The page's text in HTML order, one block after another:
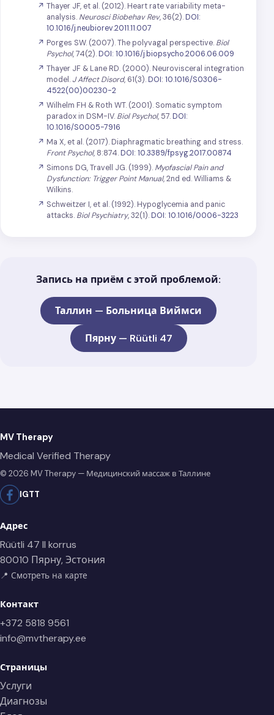
Thayer JF, et al. (2012). Heart rate variability meta-
analysis. Neurosci Biobehav Rev, 36(2).DOI:
10.1016/j.neubiorev.2011.11.007
Porges SW. (2007). The polyvagal perspective. Biol
Psychol, 74(2).DOI: 10.1016/j.biopsycho.2006.06.009
Thayer JF & Lane RD. (2000). Neurovisceral integration
model.J Affect Disord, 61(3).DOI: 10.1016/S0306-
4522(00)00230-2
Wilhelm FH & Roth WT. (2001). Somatic symptom
paradox in DSM-IV. Biol Psychol, 57.DOI:
10.1016/S0005-7916
Ma X, et al. (2017). Diaphragmatic breathing and stress.
Front Psychol, 8:874.DOI: 10.3389/fpsyg.2017.00874
Simons DG, Travell JG. (1999). Myofascial Pain and
Dysfunction: Trigger Point Manual, 2nd ed. Williams &
Wilkins.
Schweitzer I, et al. (1992). Hypoglycemia and panic
attacks. Biol Psychiatry, 32(1).DOI: 10.1016/0006-3223
Запись на приём с этой проблемой:
Таллин — Больница Виймси
Пярну — Rüütli 47
MV Therapy
Medical Verified Therapy
© 2026 MV Therapy — Медицинский массаж в Таллине
IGTT
Адрес
Rüütli 47 II korrus
80010 Пярну, Эстония
📍 Смотреть на карте
Контакт
+372 5818 9561
info@mvtherapy.ee
Страницы
Услуги
Диагнозы